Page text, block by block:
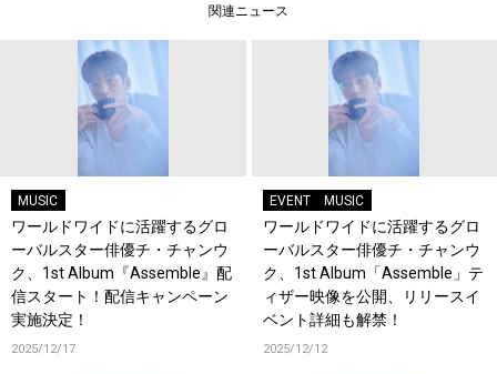
関連ニュース
MUSIC
ワールドワイドに活躍するグロ
ーバルスター俳優チ・チャンウ
ク、1st Album『Assemble』配
信スタート！配信キャンペーン
実施決定！
2025/12/17
EVENT MUSIC
ワールドワイドに活躍するグロ
ーバルスター俳優チ・チャンウ
ク、1st Album「Assemble」テ
ィザー映像を公開、リリースイ
ベント詳細も解禁！
2025/12/12